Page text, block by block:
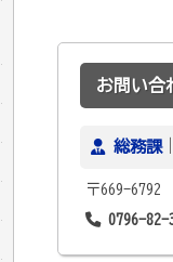
お問い合
総務課
〒669-6792
0796-82-